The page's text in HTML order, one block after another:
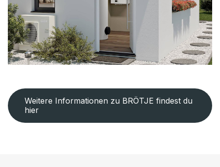
Weitere Informationen zu BRÖTJE findest du
hier